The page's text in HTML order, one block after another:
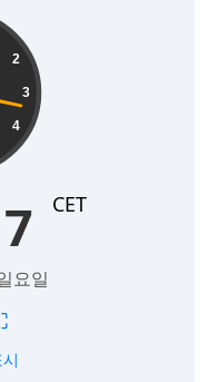
2
3
4
CET
요일